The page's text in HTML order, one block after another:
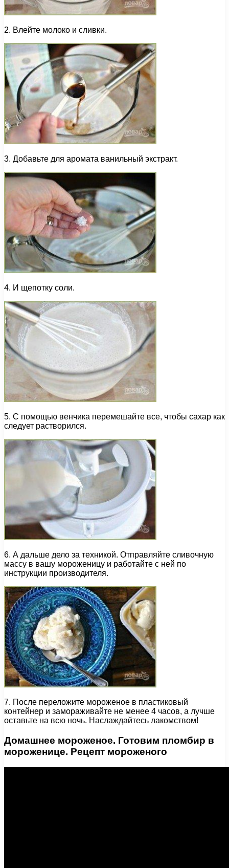
2. Влейте молоко и сливки.
3. Добавьте для аромата ванильный экстракт.
4. И щепотку соли.
5. С помощью венчика перемешайте все, чтобы сахар как
следует растворился.
6. А дальше дело за техникой. Отправляйте сливочную
массу в вашу мороженицу и работайте с ней по
инструкции производителя.
7. После переложите мороженое в пластиковый
контейнер и замораживайте не менее 4 часов, а лучше
оставьте на всю ночь. Наслаждайтесь лакомством!
Домашнее мороженое. Готовим пломбир в
мороженице. Рецепт мороженого